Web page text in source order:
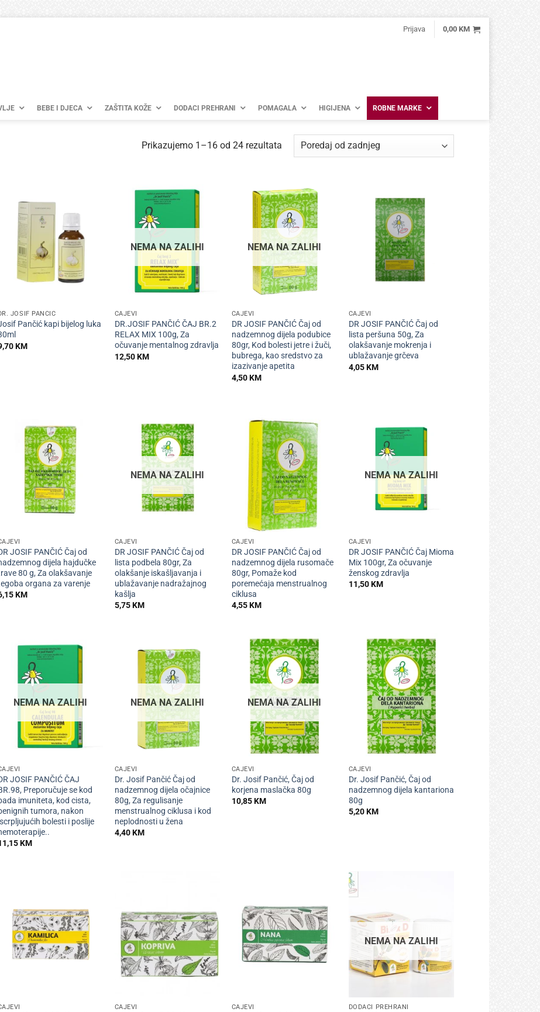
Prijava 0,00 KM
BEBE I DJECA ZAŠTITA KOŽE DODACI PREHRANI POMAGALA HIGIJENA ROBNE MARKE
Prikazujemo 1–16 od 24 rezultataPoredano
JOSIF PANČIĆ
Pančić kapi bijelog luka
KM
NEMA NA ZALIHI
ČAJEVI
DR.JOSIF PANČIĆ ČAJ BR.2
RELAX MIX 100g, Za
očuvanje mentalnog zdravlja
12,50KM
NEMA NA ZALIHI
ČAJEVI
DR JOSIF PANČIĆ Čaj od
nadzemnog dijela podubice
80gr, Kod bolesti jetre i žuči,
bubrega, kao sredstvo za
izazivanje apetita
4,50KM
ČAJEVI
DR JOSIF PANČIĆ Čaj od
lista peršuna 50g, Za
olakšavanje mokrenja i
ublažavanje grčeva
4,05KM
JOSIF PANČIĆ Čaj od
dijela hajdučke
80 g, Za olakšavanje
organa za varenje
KM
NEMA NA ZALIHI
ČAJEVI
DR JOSIF PANČIĆ Čaj od
lista podbela 80gr, Za
olakšanje iskašljavanja i
ublažavanje nadražajnog
kašlja
5,75KM
ČAJEVI
DR JOSIF PANČIĆ Čaj od
nadzemnog dijela rusomače
80gr, Pomaže kod
poremećaja menstrualnog
ciklusa
4,55KM
NEMA NA ZALIHI
ČAJEVI
DR JOSIF PANČIĆ Čaj Mioma
Mix 100gr, Za očuvanje
ženskog zdravlja
11,50KM
NEMA NA ZALIHI
JOSIF PANČIĆ ČAJ
Preporučuje se kod
imuniteta, kod cista,
tumora, nakon
bolesti i poslije
KM
NEMA NA ZALIHI
ČAJEVI
Dr. Josif Pančić Čaj od
nadzemnog dijela očajnice
80g, Za regulisanje
menstrualnog ciklusa i kod
neplodnosti u žena
4,40KM
NEMA NA ZALIHI
ČAJEVI
Dr. Josif Pančić, Čaj od
korjena maslačka 80g
10,85KM
ČAJEVI
Dr. Josif Pančić, Čaj od
nadzemnog dijela kantariona
80g
5,20KM
ČAJEVI ČAJEVI
NEMA NA ZALIHI
DODACI PREHRANI